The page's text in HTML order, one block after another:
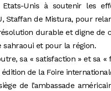
Etats-Unis à soutenir les
Staffan de Mistura, pour
durable et digne de
et pour la région.
sa « satisfaction » et sa
de la Foire
de l’ambassade